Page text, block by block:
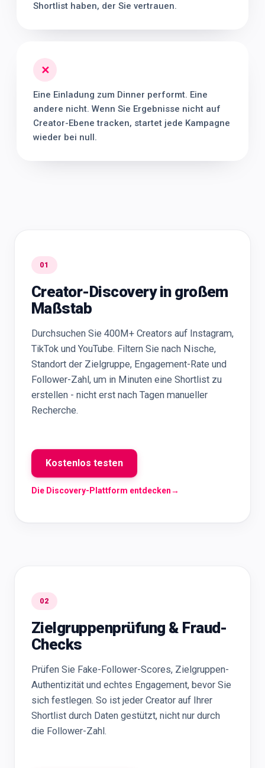
Shortlist haben, der Sie vertrauen.
✕
Eine Einladung zum Dinner performt. Eine
andere nicht. Wenn Sie Ergebnisse nicht auf
Creator-Ebene tracken, startet jede Kampagne
wieder bei null.
01
Creator-Discovery in großem
Maßstab
Durchsuchen Sie 400M+ Creators auf Instagram,
TikTok und YouTube. Filtern Sie nach Nische,
Standort der Zielgruppe, Engagement-Rate und
Follower-Zahl, um in Minuten eine Shortlist zu
erstellen - nicht erst nach Tagen manueller
Recherche.
Kostenlos testen
Die Discovery-Plattform entdecken→
02
Zielgruppenprüfung & Fraud-
Checks
Prüfen Sie Fake-Follower-Scores, Zielgruppen-
Authentizität und echtes Engagement, bevor Sie
sich festlegen. So ist jeder Creator auf Ihrer
Shortlist durch Daten gestützt, nicht nur durch
die Follower-Zahl.